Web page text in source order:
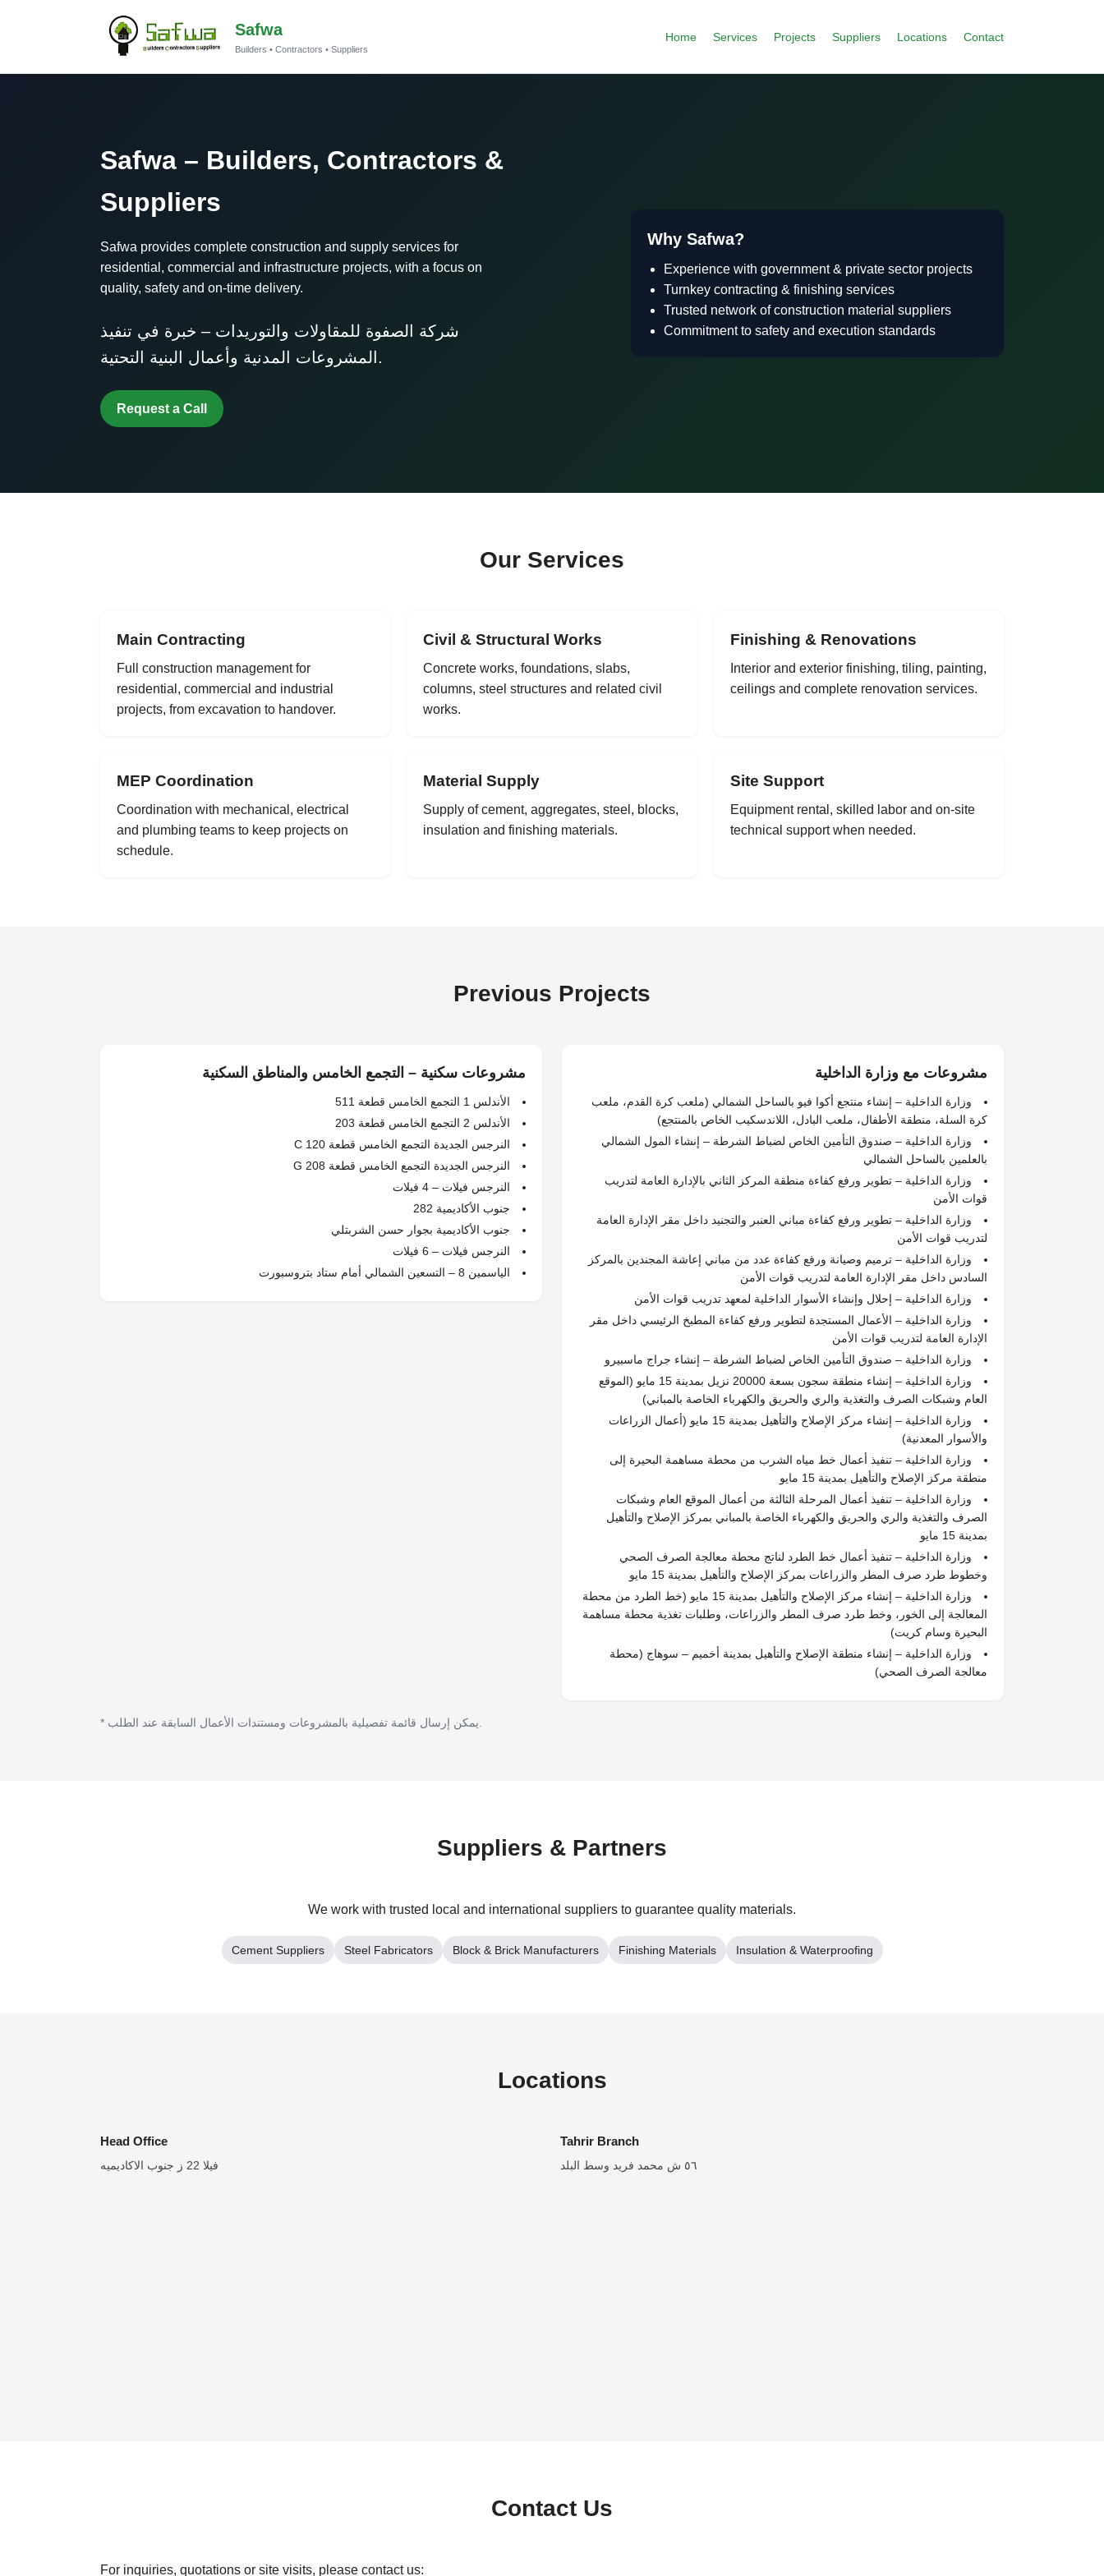
Safwa
Builders • Contractors • Suppliers
Home Services Projects Suppliers Locations Contact
Safwa – Builders, Contractors &
Suppliers
Safwa provides complete construction and supply services for
residential, commercial and infrastructure projects, with a focus on
quality, safety and on-time delivery.
شركة الصفوة للمقاولات والتوريدات – خبرة في تنفيذ
المشروعات المدنية وأعمال البنية التحتية.
Request a Call
Why Safwa?
Experience with government & private sector projects
Turnkey contracting & finishing services
Trusted network of construction material suppliers
Commitment to safety and execution standards
Our Services
Main Contracting
Full construction management for
residential, commercial and industrial
projects, from excavation to handover.
Civil & Structural Works
Concrete works, foundations, slabs,
columns, steel structures and related civil
works.
Finishing & Renovations
Interior and exterior finishing, tiling, painting,
ceilings and complete renovation services.
MEP Coordination
Coordination with mechanical, electrical
and plumbing teams to keep projects on
schedule.
Material Supply
Supply of cement, aggregates, steel, blocks,
insulation and finishing materials.
Site Support
Equipment rental, skilled labor and on-site
technical support when needed.
Previous Projects
مشروعات سكنية – التجمع الخامس والمناطق السكنية
الأندلس 1 التجمع الخامس قطعة 511
الأندلس 2 التجمع الخامس قطعة 203
النرجس الجديدة التجمع الخامس قطعة 120 C
النرجس الجديدة التجمع الخامس قطعة 208 G
النرجس فيلات – 4 فيلات
جنوب الأكاديمية 282
جنوب الأكاديمية بجوار حسن الشربتلي
النرجس فيلات – 6 فيلات
الياسمين 8 – التسعين الشمالي أمام ستاد بتروسبورت
مشروعات مع وزارة الداخلية
وزارة الداخلية – إنشاء منتجع أكوا فيو بالساحل الشمالي (ملعب كرة القدم، ملعب
كرة السلة، منطقة الأطفال، ملعب البادل، اللاندسكيب الخاص بالمنتجع)
وزارة الداخلية – صندوق التأمين الخاص لضباط الشرطة – إنشاء المول الشمالي
بالعلمين بالساحل الشمالي
وزارة الداخلية – تطوير ورفع كفاءة منطقة المركز الثاني بالإدارة العامة لتدريب
قوات الأمن
وزارة الداخلية – تطوير ورفع كفاءة مباني العنبر والتجنيد داخل مقر الإدارة العامة
لتدريب قوات الأمن
وزارة الداخلية – ترميم وصيانة ورفع كفاءة عدد من مباني إعاشة المجندين بالمركز
السادس داخل مقر الإدارة العامة لتدريب قوات الأمن
وزارة الداخلية – إحلال وإنشاء الأسوار الداخلية لمعهد تدريب قوات الأمن
وزارة الداخلية – الأعمال المستجدة لتطوير ورفع كفاءة المطبخ الرئيسي داخل مقر
الإدارة العامة لتدريب قوات الأمن
وزارة الداخلية – صندوق التأمين الخاص لضباط الشرطة – إنشاء جراج ماسبيرو
وزارة الداخلية – إنشاء منطقة سجون بسعة 20000 نزيل بمدينة 15 مايو (الموقع
العام وشبكات الصرف والتغذية والري والحريق والكهرباء الخاصة بالمباني)
وزارة الداخلية – إنشاء مركز الإصلاح والتأهيل بمدينة 15 مايو (أعمال الزراعات
والأسوار المعدنية)
وزارة الداخلية – تنفيذ أعمال خط مياه الشرب من محطة مساهمة البحيرة إلى
منطقة مركز الإصلاح والتأهيل بمدينة 15 مايو
وزارة الداخلية – تنفيذ أعمال المرحلة الثالثة من أعمال الموقع العام وشبكات
الصرف والتغذية والري والحريق والكهرباء الخاصة بالمباني بمركز الإصلاح والتأهيل
بمدينة 15 مايو
وزارة الداخلية – تنفيذ أعمال خط الطرد لناتج محطة معالجة الصرف الصحي
وخطوط طرد صرف المطر والزراعات بمركز الإصلاح والتأهيل بمدينة 15 مايو
وزارة الداخلية – إنشاء مركز الإصلاح والتأهيل بمدينة 15 مايو (خط الطرد من محطة
المعالجة إلى الخور، وخط طرد صرف المطر والزراعات، وطلبات تغذية محطة مساهمة
البحيرة وسام كريت)
وزارة الداخلية – إنشاء منطقة الإصلاح والتأهيل بمدينة أخميم – سوهاج (محطة
معالجة الصرف الصحي)
Suppliers & Partners
We work with trusted local and international suppliers to guarantee quality materials.
Cement Suppliers Steel Fabricators Block & Brick Manufacturers Finishing Materials Insulation & Waterproofing
Locations
Head Office
فيلا 22 ز جنوب الاكاديميه
Tahrir Branch
٥٦ ش محمد فريد وسط البلد
Contact Us
For inquiries, quotations or site visits, please contact us: